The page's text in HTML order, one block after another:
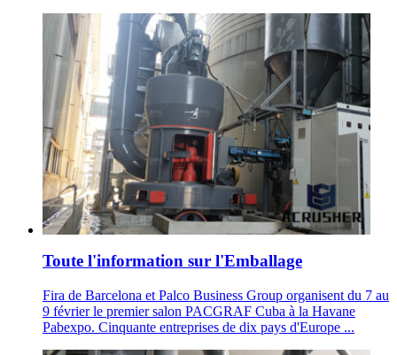
Toute l'information sur l'Emballage
Fira de Barcelona et Palco Business Group organisent du 7 au
9 février le premier salon PACGRAF Cuba à la Havane
Pabexpo. Cinquante entreprises de dix pays d'Europe ...